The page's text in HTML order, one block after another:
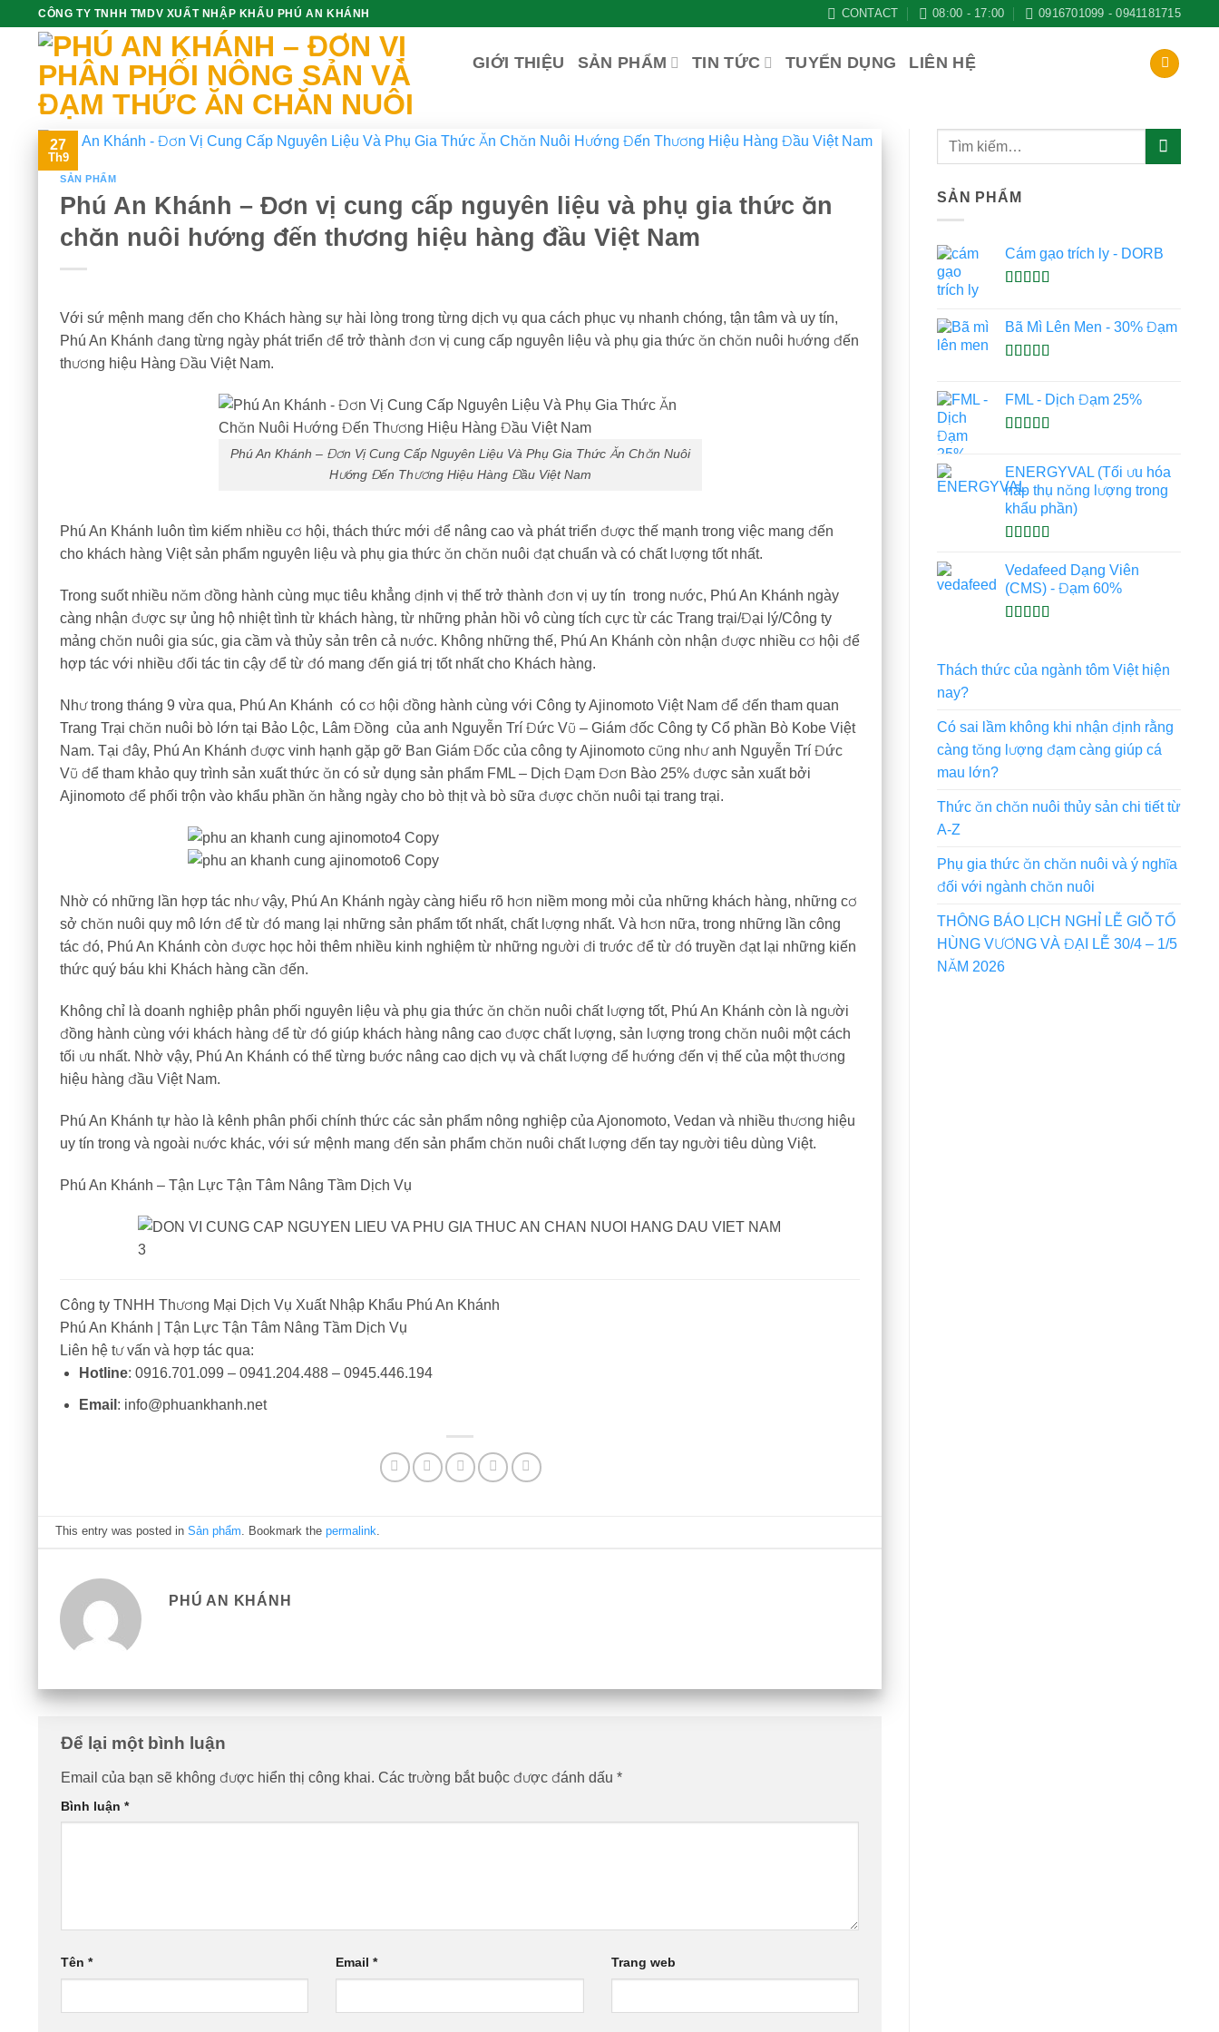
CÔNG TY TNHH TMDV XUẤT NHẬP KHẨU PHÚ AN KHÁNH CONTACT 08:00 - 17:00 0916701099 - 0941181715
GIỚI THIỆU SẢN PHẨM TIN TỨC TUYỂN DỤNG LIÊN HỆ
27
Th9
SẢN PHẨM
Phú An Khánh – Đơn vị cung cấp nguyên liệu và phụ gia thức ăn
chăn nuôi hướng đến thương hiệu hàng đầu Việt Nam
Với sứ mệnh mang đến cho Khách hàng sự hài lòng trong từng dịch vụ qua cách phục vụ nhanh chóng, tận tâm và uy tín,
Phú An Khánh đang từng ngày phát triển để trở thành đơn vị cung cấp nguyên liệu và phụ gia thức ăn chăn nuôi hướng đến
thương hiệu Hàng Đầu Việt Nam.
Phú An Khánh – Đơn Vị Cung Cấp Nguyên Liệu Và Phụ Gia Thức Ăn Chăn Nuôi
Hướng Đến Thương Hiệu Hàng Đầu Việt Nam
Phú An Khánh luôn tìm kiếm nhiều cơ hội, thách thức mới để nâng cao và phát triển được thế mạnh trong việc mang đến
cho khách hàng Việt sản phẩm nguyên liệu và phụ gia thức ăn chăn nuôi đạt chuẩn và có chất lượng tốt nhất.
Trong suốt nhiều năm đồng hành cùng mục tiêu khẳng định vị thế trở thành đơn vị uy tín trong nước, Phú An Khánh ngày
càng nhận được sự ủng hộ nhiệt tình từ khách hàng, từ những phản hồi vô cùng tích cực từ các Trang trại/Đại lý/Công ty
mảng chăn nuôi gia súc, gia cầm và thủy sản trên cả nước. Không những thế, Phú An Khánh còn nhận được nhiều cơ hội để
hợp tác với nhiều đối tác tin cậy để từ đó mang đến giá trị tốt nhất cho Khách hàng.
Như trong tháng 9 vừa qua, Phú An Khánh có cơ hội đồng hành cùng với Công ty Ajinomoto Việt Nam để đến tham quan
Trang Trại chăn nuôi bò lớn tại Bảo Lộc, Lâm Đồng của anh Nguyễn Trí Đức Vũ – Giám đốc Công ty Cổ phần Bò Kobe Việt
Nam. Tại đây, Phú An Khánh được vinh hạnh gặp gỡ Ban Giám Đốc của công ty Ajinomoto cũng như anh Nguyễn Trí Đức
Vũ để tham khảo quy trình sản xuất thức ăn có sử dụng sản phẩm FML – Dịch Đạm Đơn Bào 25% được sản xuất bởi
Ajinomoto để phối trộn vào khẩu phần ăn hằng ngày cho bò thịt và bò sữa được chăn nuôi tại trang trại.
Nhờ có những lần hợp tác như vậy, Phú An Khánh ngày càng hiểu rõ hơn niềm mong mỏi của những khách hàng, những cơ
sở chăn nuôi quy mô lớn để từ đó mang lại những sản phẩm tốt nhất, chất lượng nhất. Và hơn nữa, trong những lần công
tác đó, Phú An Khánh còn được học hỏi thêm nhiều kinh nghiệm từ những người đi trước để từ đó truyền đạt lại những kiến
thức quý báu khi Khách hàng cần đến.
Không chỉ là doanh nghiệp phân phối nguyên liệu và phụ gia thức ăn chăn nuôi chất lượng tốt, Phú An Khánh còn là người
đồng hành cùng với khách hàng để từ đó giúp khách hàng nâng cao được chất lượng, sản lượng trong chăn nuôi một cách
tối ưu nhất. Nhờ vậy, Phú An Khánh có thể từng bước nâng cao dịch vụ và chất lượng để hướng đến vị thế của một thương
hiệu hàng đầu Việt Nam.
Phú An Khánh tự hào là kênh phân phối chính thức các sản phẩm nông nghiệp của Ajonomoto, Vedan và nhiều thương hiệu
uy tín trong và ngoài nước khác, với sứ mệnh mang đến sản phẩm chăn nuôi chất lượng đến tay người tiêu dùng Việt.
Phú An Khánh – Tận Lực Tận Tâm Nâng Tầm Dịch Vụ
Công ty TNHH Thương Mại Dịch Vụ Xuất Nhập Khẩu Phú An Khánh
Phú An Khánh | Tận Lực Tận Tâm Nâng Tầm Dịch Vụ
Liên hệ tư vấn và hợp tác qua:
Hotline: 0916.701.099 – 0941.204.488 – 0945.446.194
Email : info@phuankhanh.net
This entry was posted inSản phẩm. Bookmark thepermalink.
PHÚ AN KHÁNH
Để lại một bình luận
Email của bạn sẽ không được hiển thị công khai. Các trường bắt buộc được đánh dấu *
Bình luận *
Tên * Email* Trang web
SẢN PHẨM
Cám gạo trích ly - DORB
sao
Bã Mì Lên Men - 30% Đạm
sao
FML - Dịch Đạm 25%
sao
ENERGYVAL (Tối ưu hóa
hấp thụ năng lượng trong
khẩu phần)
hạng5.005
sao
Vedafeed Dạng Viên
(CMS) - Đạm 60%
sao
Thách thức của ngành tôm Việt hiện
nay?
Có sai lầm không khi nhận định rằng
càng tăng lượng đạm càng giúp cá
mau lớn?
Thức ăn chăn nuôi thủy sản chi tiết từ
A-Z
Phụ gia thức ăn chăn nuôi và ý nghĩa
đối với ngành chăn nuôi
THÔNG BÁO LỊCH NGHỈ LỄ GIỖ TỔ
HÙNG VƯƠNG VÀ ĐẠI LỄ 30/4 – 1/5
NĂM 2026